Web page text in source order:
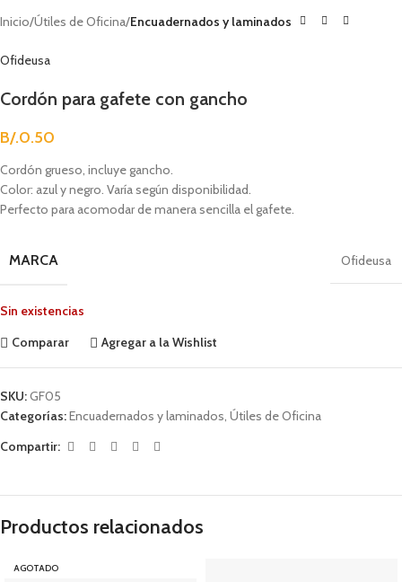
Inicio Útiles de Oficina Encuadernados y laminados
Ofideusa
Cordón para gafete con gancho
B/.0.50
Cordón grueso, incluye gancho.
Color: azul y negro. Varía según disponibilidad.
Perfecto para acomodar de manera sencilla el gafete.
MARCA Ofideusa
Sin existencias
Comparar
Agregar a la Wishlist
SKU:GF05
Categorías:Encuadernados y laminados, Útiles de Oficina
Compartir:
Productos relacionados
AGOTADO